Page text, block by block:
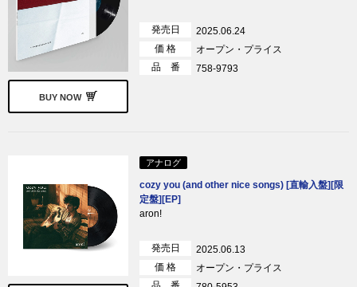
BUY NOW
発売日
2025.06.24
価 格
オープン・プライス
品 番
758-9793
アナログ
cozy you (and other nice songs) [直輸入盤][限
定盤][EP]
aron!
発売日
2025.06.13
価 格
オープン・プライス